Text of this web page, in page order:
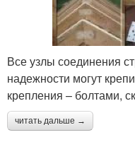
Все узлы соединения
надежности могут
крепления – болтами,
читать дальше →